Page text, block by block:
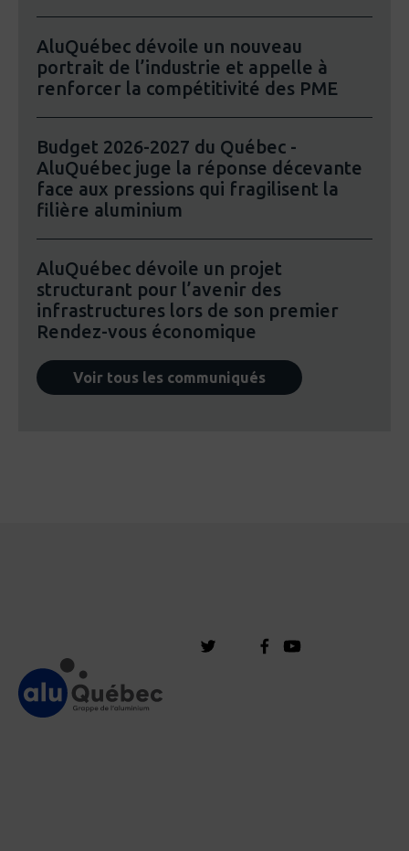
AluQuébec dévoile un nouveau
portrait de l’industrie et appelle à
renforcer la compétitivité des PME
Budget 2026-2027 du Québec -
AluQuébec juge la réponse décevante
face aux pressions qui fragilisent la
filière aluminium
AluQuébec dévoile un projet
structurant pour l’avenir des
infrastructures lors de son premier
Rendez-vous économique
Voir tous les communiqués